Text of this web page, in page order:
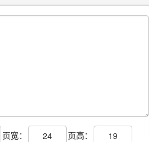
页宽：
页高：